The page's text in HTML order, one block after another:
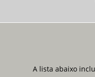
A lista abaixo